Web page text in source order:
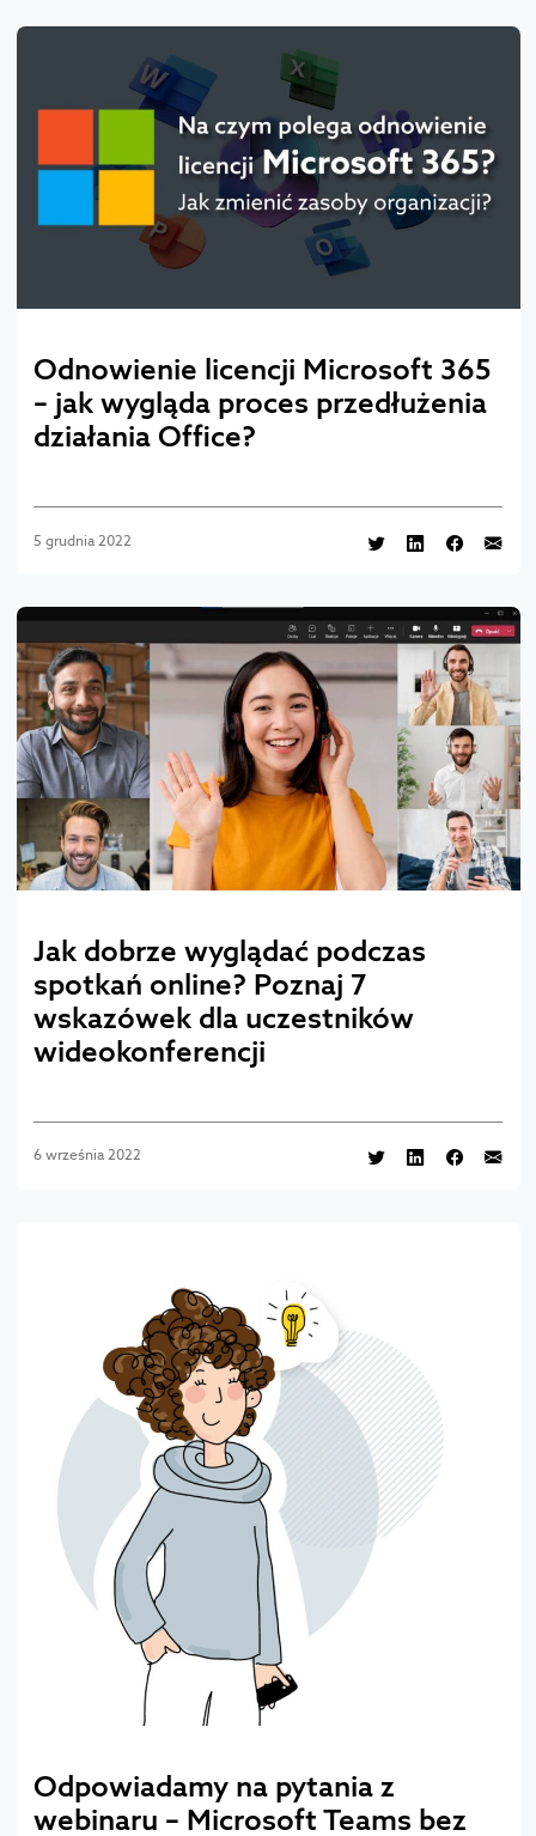
Odnowienie licencji Microsoft 365
– jak wygląda proces przedłużenia
działania Office?
5 grudnia 2022
Jak dobrze wyglądać podczas
spotkań online? Poznaj 7
wskazówek dla uczestników
wideokonferencji
6 września 2022
Odpowiadamy na pytania z
webinaru – Microsoft Teams bez